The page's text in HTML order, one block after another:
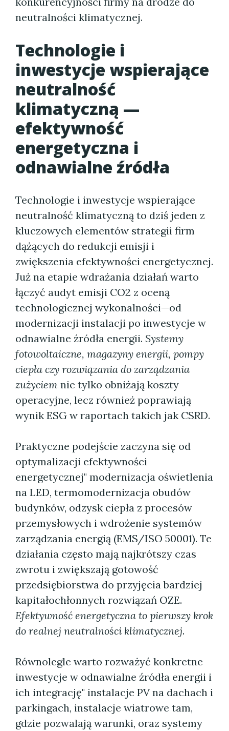
neutralności klimatycznej.
Technologie i
inwestycje wspierające
neutralność
klimatyczną —
efektywność
energetyczna i
odnawialne źródła
Technologie i inwestycje wspierające
neutralność klimatyczną to dziś jeden z
kluczowych elementów strategii firm
dążących do redukcji emisji i
zwiększenia efektywności energetycznej.
Już na etapie wdrażania działań warto
łączyć audyt emisji CO2 z oceną
technologicznej wykonalności—od
modernizacji instalacji po inwestycje w
odnawialne źródła energii. Systemy
fotowoltaiczne, magazyny energii, pompy
ciepła czy rozwiązania do zarządzania
zużyciem nie tylko obniżają koszty
operacyjne, lecz również poprawiają
wynik ESG w raportach takich jak CSRD.
Praktyczne podejście zaczyna się od
optymalizacji efektywności
energetycznej" modernizacja oświetlenia
na LED, termomodernizacja obudów
budynków, odzysk ciepła z procesów
przemysłowych i wdrożenie systemów
zarządzania energią (EMS/ISO 50001). Te
działania często mają najkrótszy czas
zwrotu i zwiększają gotowość
przedsiębiorstwa do przyjęcia bardziej
kapitałochłonnych rozwiązań OZE.
Efektywność energetyczna to pierwszy krok
do realnej neutralności klimatycznej.
Równolegle warto rozważyć konkretne
inwestycje w odnawialne źródła energii i
ich integrację" instalacje PV na dachach i
parkingach, instalacje wiatrowe tam,
gdzie pozwalają warunki, oraz systemy